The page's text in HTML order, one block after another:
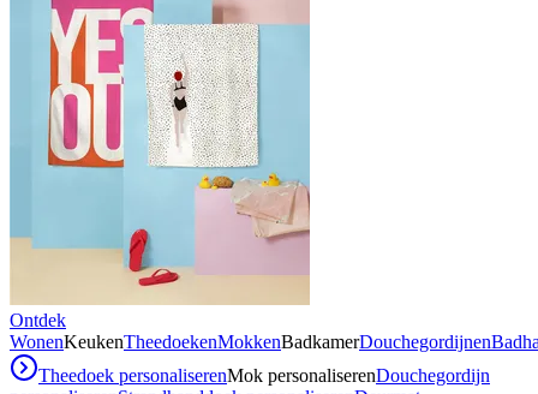
Ontdek
WonenKeukenTheedoekenMokkenBadkamerDouchegordijnen
Theedoek personaliserenMok personaliserenDouchegordijn